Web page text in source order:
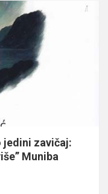
jedini zavičaj:
Muniba